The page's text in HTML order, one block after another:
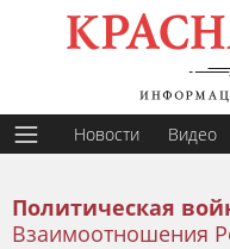
Новости Видео
Политическая
Взаимоотношения